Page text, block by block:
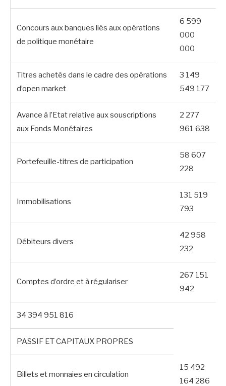
Concours aux banques liés aux opérations
de politique monétaire
6 599
000
000
Titres achetés dans le cadre des opérations
d’open market
3 149
549 177
Avance à l’Etat relative aux souscriptions
aux Fonds Monétaires
2 277
961 638
Portefeuille-titres de participation
58 607
228
Immobilisations
131 519
793
Débiteurs divers
42 958
232
Comptes d’ordre et à régulariser
267 151
942
34 394 951 816
PASSIF ET CAPITAUX PROPRES
Billets et monnaies en circulation
15 492
164 286